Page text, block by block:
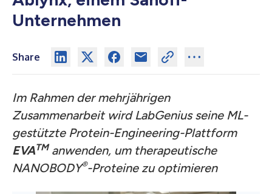
Unternehmen
Share
Im Rahmen der mehrjährigen
Zusammenarbeit wird LabGenius seine ML-
gestützte Protein-Engineering-Plattform
EVATManwenden, um therapeutische
NANOBODY®-Proteine zu optimieren